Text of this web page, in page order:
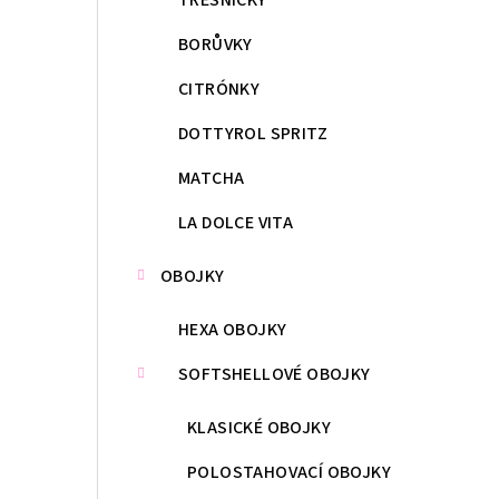
BORŮVKY
CITRÓNKY
DOTTYROL SPRITZ
MATCHA
LA DOLCE VITA
OBOJKY
HEXA OBOJKY
SOFTSHELLOVÉ OBOJKY
KLASICKÉ OBOJKY
POLOSTAHOVACÍ OBOJKY